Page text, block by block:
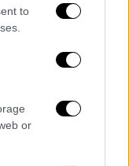
to
or